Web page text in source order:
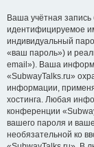
Ваша учётная
идентифицируемое
индивидуальный
«ваш пароль») и
email»). Ваша
«SubwayTalks.ru»
информации,
хостинга. Любая
конференции
вашего пароля и
необязательной ко